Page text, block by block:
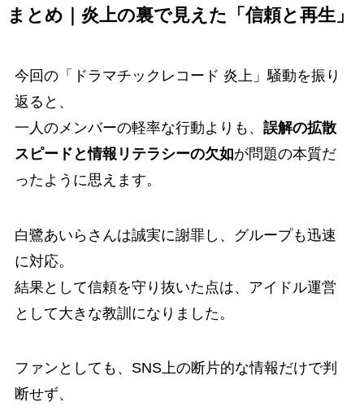
まとめ｜炎上の裏で見えた「信頼と再生」
今回の「ドラマチックレコード 炎上」騒動を振り
返ると、
一人のメンバーの軽率な行動よりも、 誤解の拡散
スピードと情報リテラシーの欠如が問題の本質だ
ったように思えます。
白鷺あいらさんは誠実に謝罪し、グループも迅速
に対応。
結果として信頼を守り抜いた点は、アイドル運営
として大きな教訓になりました。
ファンとしても、SNS上の断片的な情報だけで判
断せず、